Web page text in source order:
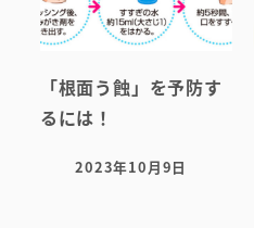
「根面う蝕」を予防す
るには！
投稿日
2023年10月9日